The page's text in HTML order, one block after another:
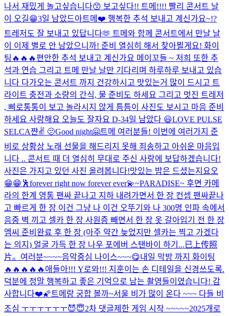
나서 재밌게 놀고싶습니다😙 보고싶다!! 트메!!!! 빨리 콘서트 날
이 오길😁3일 남았드아트메❤️ 행복한 추석 보내고 계신가요~!?
트레저도 잘 보내고 있답니다🫶 트메와 함께 콘서트에서 만날 날
이 이제 별로 안 남았으니까! 준비 열심히 해서 찾아뵐게요! 화이
팅🔥🔥🔥편안한 추석 보내고 계신가요 메이꼬들 ~ 저희 또한 추
석과 연습 그리고 트메 만날 날만 기다리며 하루하루 보내고 있습
니다 다가오는 콘서트 까지 건강하시고 맛있는거 많이 드시고 트
라이트 충전과 소량의 간식, 물 준비도 하세요 그리고 멋진 트레저
, 삐로통통이 보고 놀라시지 않게 틈틈이 사진도 보시고 마음 준비
하세요 사랑해요 오늘도 잘자요 D-34일 남았다 😃LOVE PULSE
SELCA쨘✌️ 🫤Good night🤗트메 여러분들! 이번에 여러가지 준
비로 상황상 노래 선물을 해드리지 못해 죄송하고 아쉬운 마음입
니다 .. 콘서트 때 더 열심히 무대로 주신 사랑에 보답하겠습니다!
사진은 가지고 있던 사진 올려봅니다!맛있는 밥은 드셨는지요오
😁😁 🕺forever right now forever ever💫~PARADISE~ 후면 카메
라의 한계 영통 팬싸 끝나고 지하 내려가면서 한 장 컨셉 팬싸끝나
고 빠르게 한 장 이건 그냥 나 이건 오뚜기와 나 300명 인파 속에서
음중 벽 끼고 셀카 한 장 사원증 빼면서 한 장 옷 갈아입기 전 한 장
엠씨 준비완료 후 한 장 (아주 약간 늦었지만 셀카는 찍고 가겠다
는 의지) 얼굴 가득 한 장 나우 포에버 스탠바이 하기...已上传照
片。 여러분~~~~음악중심 나이스~~~😋내일 막방 까지 화이팅
🔥🔥🔥🔥🔥 애들아!!! Y로와!!! 지훈이는 손 디테일을 신경쓰도록.
덕분에 정말 행복하고 좋은 기억으로 남는 촬영들이였습니다! 감
사합니다❤️🌠트메랑 궁합 볼까~서울 비가 많이 온다 ~~~ 다들 비
조심 ㅜㅜㅜㅜㅜㅜ😈😇2차 댓글제한 게임 시작 ~~~~~2025개로